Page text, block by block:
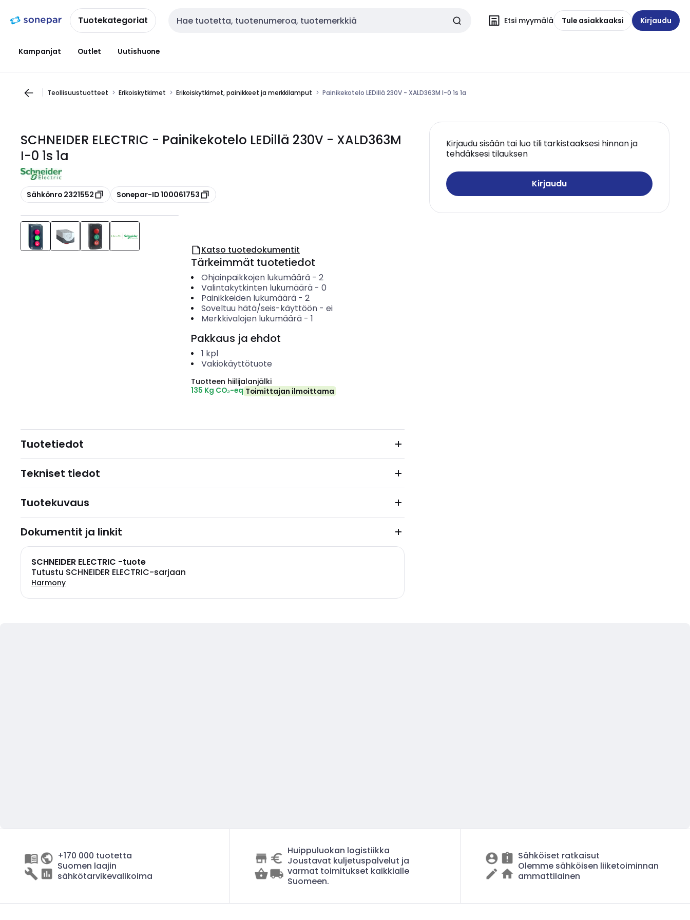
navigointiinsisältöönTuotekategoriat Haku Etsi myymälä Tule asiakkaaksi Kirjaudu
Kampanjat Outlet Uutishuone
Teollisuustuotteet Erikoiskytkimet Erikoiskytkimet, painikkeet ja merkkilamput Painikekotelo LEDillä 230V - XALD363M I-0 1s 1a
SCHNEIDER ELECTRIC - Painikekotelo LEDillä 230V - XALD363M
I-0 1s 1a
Kopioi
Sähkönro 2321552 Kopioi
Sonepar-ID 100061753
Kirjaudu sisään tai luo tili tarkistaaksesi hinnan ja
tehdäksesi tilauksen
Kirjaudu
Katso tuotedokumentit
Tärkeimmät tuotetiedot
Ohjainpaikkojen lukumäärä- 2
Valintakytkinten lukumäärä- 0
Painikkeiden lukumäärä- 2
Soveltuu hätä/seis-käyttöön- ei
Merkkivalojen lukumäärä- 1
Pakkaus ja ehdot
1 kpl
Vakiokäyttötuote
Tuotteen hiilijalanjälki
135 Kg CO₂-eq Toimittajan ilmoittama
Tuotetiedot
Tekniset tiedot
Tuotekuvaus
Dokumentit ja linkit
SCHNEIDER ELECTRIC -tuote
Tutustu SCHNEIDER ELECTRIC-sarjaan
Harmony
+170 000 tuotetta
Suomen laajin
sähkötarvikevalikoima
Huippuluokan logistiikka
Joustavat kuljetuspalvelut ja
varmat toimitukset kaikkialle
Suomeen.
Sähköiset ratkaisut
Olemme sähköisen liiketoiminnan
ammattilainen